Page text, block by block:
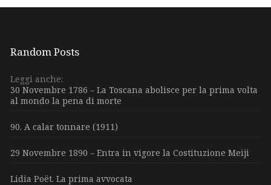
Random Posts
Leggi anche:
30 Novembre 1786 – La Toscana abolisce per la prima volta
al mondo la pena di morte
90. A calar tonnare (1911)
29 Novembre 1890 – Entra in vigore la Costituzione Meiji
Lidia Poët. La prima avvocata